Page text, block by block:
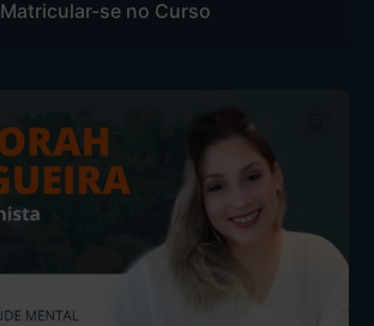
Matricular-se no Curso